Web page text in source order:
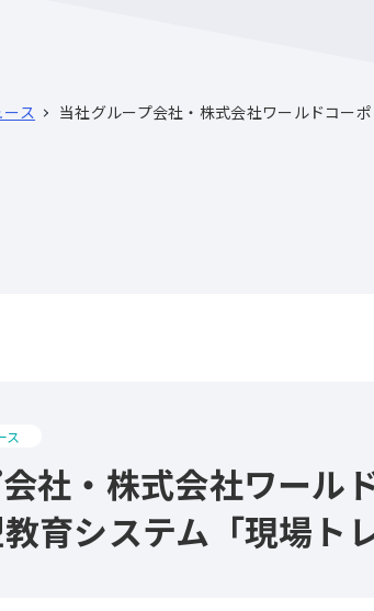
ース 当社グループ会社・株式会社ワールドコー
ス
社・株式会社ワール
育システム「現場ト